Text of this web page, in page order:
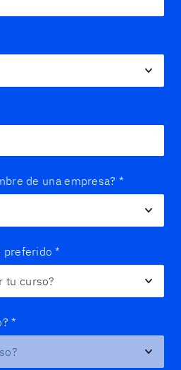
de una empresa? *
preferido *
*